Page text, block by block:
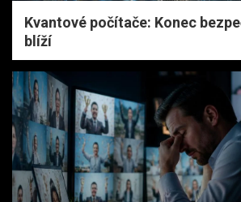
Kvantové počítače: Konec
blíží